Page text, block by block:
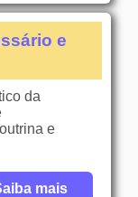
e
da
e
mais